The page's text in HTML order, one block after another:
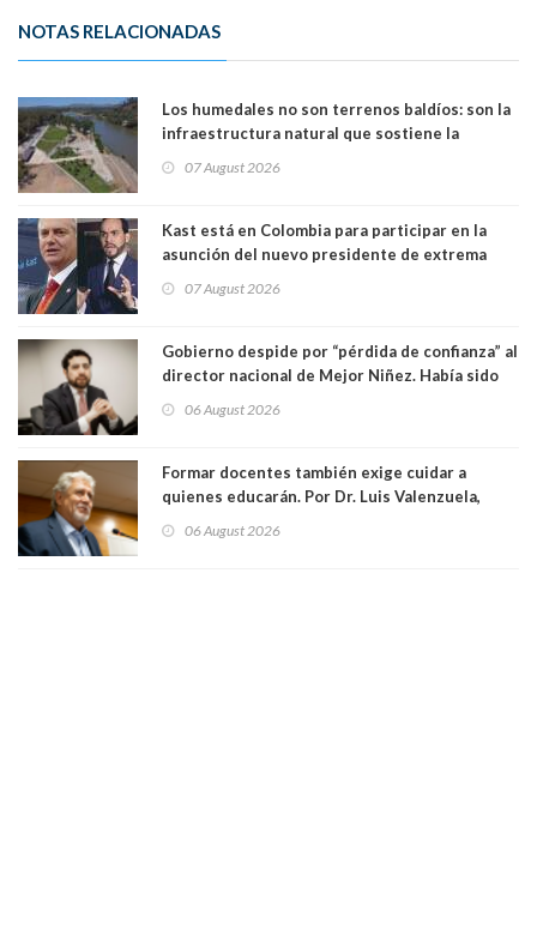
NOTAS RELACIONADAS
Los humedales no son terrenos baldíos: son la
infraestructura natural que sostiene la
07 August 2026
Kast está en Colombia para participar en la
asunción del nuevo presidente de extrema
07 August 2026
Gobierno despide por “pérdida de confianza” al
director nacional de Mejor Niñez. Había sido
06 August 2026
Formar docentes también exige cuidar a
quienes educarán. Por Dr. Luis Valenzuela,
Académicos U. Católica Silva Henríquez
06 August 2026